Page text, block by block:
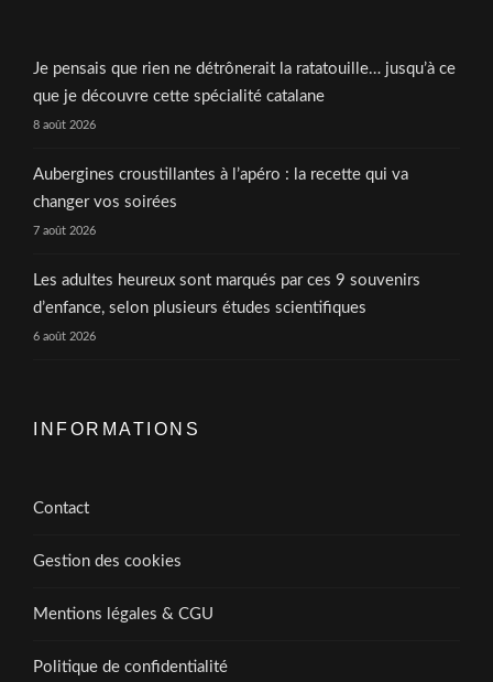
Je pensais que rien ne détrônerait la ratatouille… jusqu’à ce
que je découvre cette spécialité catalane
8 août 2026
Aubergines croustillantes à l’apéro : la recette qui va
changer vos soirées
7 août 2026
Les adultes heureux sont marqués par ces 9 souvenirs
d’enfance, selon plusieurs études scientifiques
6 août 2026
INFORMATIONS
Contact
Gestion des cookies
Mentions légales & CGU
Politique de confidentialité